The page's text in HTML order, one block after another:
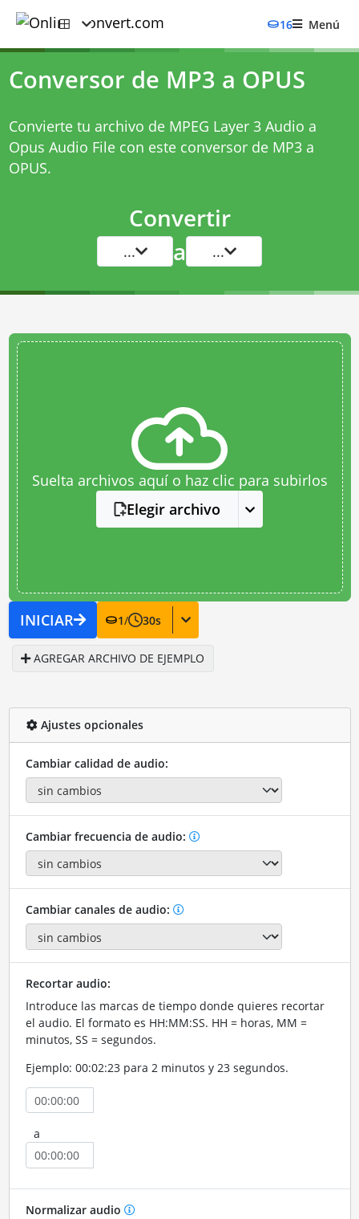
16 Menú
Conversor de MP3 a OPUS
Convierte tu archivo de MPEG Layer 3 Audio a
Opus Audio File con este conversor de MP3 a
OPUS.
Convertir
... a ...
Suelta archivos aquí o haz clic para subirlos
Elegir archivo
INICIAR 1/ 30s
AGREGAR ARCHIVO DE EJEMPLO
Ajustes opcionales
Cambiar calidad de audio:
Cambiar frecuencia de audio:
Cambiar canales de audio:
Recortar audio:
Introduce las marcas de tiempo donde quieres recortar
el audio. El formato es HH:MM:SS. HH = horas, MM =
minutos, SS = segundos.
Ejemplo: 00:02:23 para 2 minutos y 23 segundos.
a
Normalizar audio